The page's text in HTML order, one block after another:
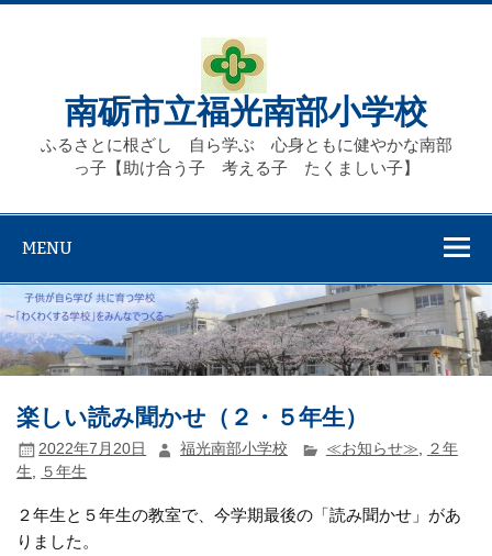
Skip
南砺市立福光南部小学校
ふるさとに根ざし 自ら学ぶ 心身ともに健やかな南部
っ子【助け合う子 考える子 たくましい子】
MENU
楽しい読み聞かせ（２・５年生）
2022年7月20日 福光南部小学校 ≪お知らせ≫, ２年
生
５年生
２年生と５年生の教室で、今学期最後の「読み聞かせ」があ
りました。